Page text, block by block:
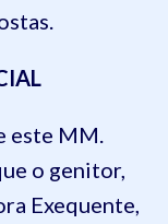
este MM.
o genitor,
Exequente,